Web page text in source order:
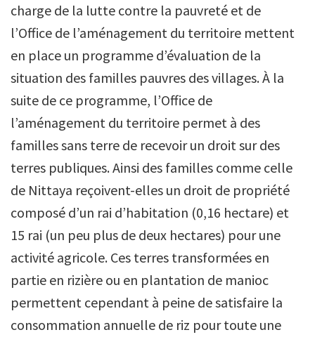
charge de la lutte contre la pauvreté et de
l’Office de l’aménagement du territoire mettent
en place un programme d’évaluation de la
situation des familles pauvres des villages. À la
suite de ce programme, l’Office de
l’aménagement du territoire permet à des
familles sans terre de recevoir un droit sur des
terres publiques. Ainsi des familles comme celle
de Nittaya reçoivent-elles un droit de propriété
composé d’un rai d’habitation (0,16 hectare) et
15 rai (un peu plus de deux hectares) pour une
activité agricole. Ces terres transformées en
partie en rizière ou en plantation de manioc
permettent cependant à peine de satisfaire la
consommation annuelle de riz pour toute une